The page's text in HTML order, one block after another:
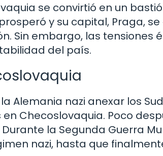
se convirtió en un
y su capital, Praga,
Sin embargo, las tensiones
del país.
Alemania nazi anexar los
Checoslovaquia. Poco
la Segunda Guerra
nazi, hasta que